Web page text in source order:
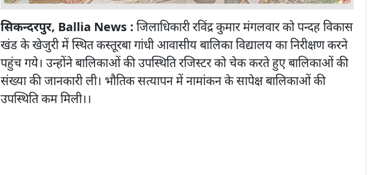
सिकन्दरपुर, Ballia News : जिलाधिकारी रविंद्र कुमार मंगलवार को पन्दह विकास
खंड के खेजुरी में स्थित कस्तूरबा गांधी आवासीय बालिका विद्यालय का निरीक्षण करने
पहुंच गये। उन्होंने बालिकाओं की उपस्थिति रजिस्टर को चेक करते हुए बालिकाओं की
संख्या की जानकारी ली। भौतिक सत्यापन में नामांकन के सापेक्ष बालिकाओं की
उपस्थिति कम मिली।।